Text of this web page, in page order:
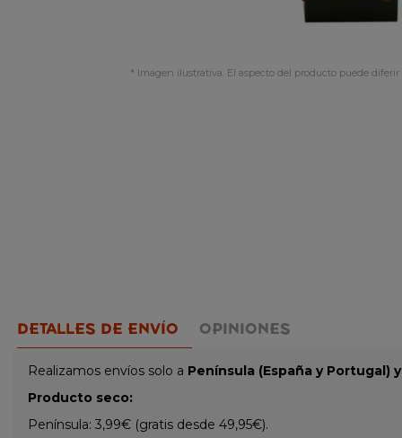
* Imagen ilustrativa. El aspecto del producto puede diferir
DETALLES DE ENVÍO OPINIONES
Realizamos envíos solo a Península (España y Portugal)
Producto seco:
Península: 3,99€ (gratis desde 49,95€).